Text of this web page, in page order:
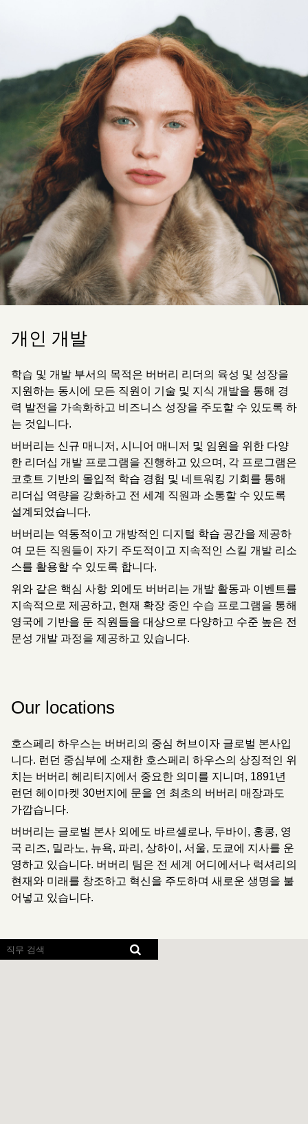
개인 개발
학습 및 개발 부서의 목적은 버버리 리더의 육성 및 성장을
지원하는 동시에 모든 직원이 기술 및 지식 개발을 통해 경
력 발전을 가속화하고 비즈니스 성장을 주도할 수 있도록 하
는 것입니다.
버버리는 신규 매니저, 시니어 매니저 및 임원을 위한 다양
한 리더십 개발 프로그램을 진행하고 있으며, 각 프로그램은
코호트 기반의 몰입적 학습 경험 및 네트워킹 기회를 통해
리더십 역량을 강화하고 전 세계 직원과 소통할 수 있도록
설계되었습니다.
버버리는 역동적이고 개방적인 디지털 학습 공간을 제공하
여 모든 직원들이 자기 주도적이고 지속적인 스킬 개발 리소
스를 활용할 수 있도록 합니다.
위와 같은 핵심 사항 외에도 버버리는 개발 활동과 이벤트를
지속적으로 제공하고, 현재 확장 중인 수습 프로그램을 통해
영국에 기반을 둔 직원들을 대상으로 다양하고 수준 높은 전
문성 개발 과정을 제공하고 있습니다.
Our locations
호스페리 하우스는 버버리의 중심 허브이자 글로벌 본사입
니다. 런던 중심부에 소재한 호스페리 하우스의 상징적인 위
치는 버버리 헤리티지에서 중요한 의미를 지니며, 1891년
런던 헤이마켓 30번지에 문을 연 최초의 버버리 매장과도
가깝습니다.
버버리는 글로벌 본사 외에도 바르셀로나, 두바이, 홍콩, 영
국 리즈, 밀라노, 뉴욕, 파리, 상하이, 서울, 도쿄에 지사를 운
영하고 있습니다. 버버리 팀은 전 세계 어디에서나 럭셔리의
현재와 미래를 창조하고 혁신을 주도하며 새로운 생명을 불
어넣고 있습니다.
화면 리더에서 검색 가능한 다음 지도를 읽을 수 없습니다.